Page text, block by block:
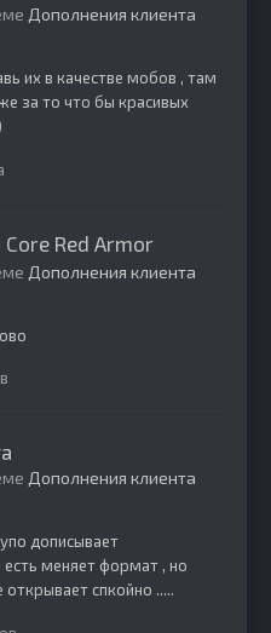
Дополнения клиента
их в качестве мобов , там
за то что бы красивых
Red Armor
Дополнения клиента
Дополнения клиента
дописывает
меняет формат , но
спкойно .....